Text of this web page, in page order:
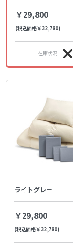
￥29,800
(税込価格￥32,780)
在庫状況
ライトグレー
￥29,800
(税込価格￥32,780)